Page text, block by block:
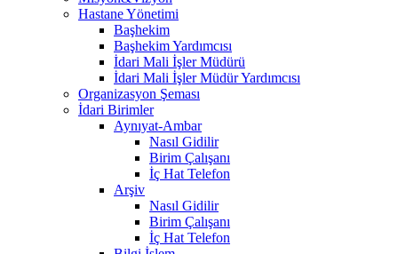
Hastane Yönetimi
Başhekim
Başhekim Yardımcısı
İdari Mali İşler Müdürü
İdari Mali İşler Müdür Yardımcısı
Organizasyon Şeması
İdari Birimler
Aynıyat-Ambar
Nasıl Gidilir
Birim Çalışanı
İç Hat Telefon
Arşiv
Nasıl Gidilir
Birim Çalışanı
İç Hat Telefon